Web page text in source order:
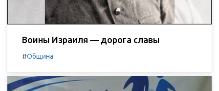
Воины Израиля — дорога славы
#Община